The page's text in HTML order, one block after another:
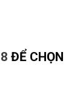
ĐỂ CHỌN